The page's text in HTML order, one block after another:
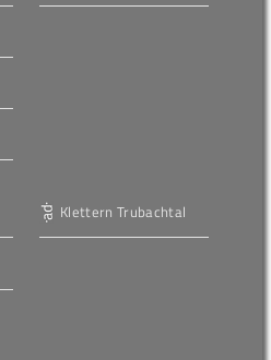
Klettern Trubachtal